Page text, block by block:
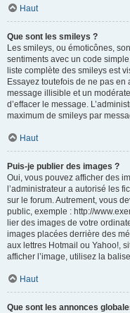
Haut
Que sont les smileys ?
Les smileys, ou émoticônes,
sentiments avec un code
liste complète des smileys est
Essayez toutefois de ne pas
message illisible et un
d’effacer le message.
maximum de smileys par
Haut
Puis-je publier des images ?
Oui, vous pouvez afficher des
l’administrateur a autorisé les
sur le forum. Autrement, vous
public, exemple : http://
lier des images de votre
images placées derrière des
aux lettres Hotmail ou Yahoo!,
afficher l’image, utilisez la
Haut
Que sont les annonces